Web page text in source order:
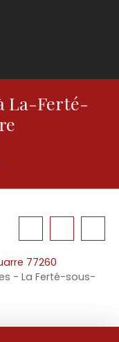
La-Ferté-
77260
- La Ferté-sous-